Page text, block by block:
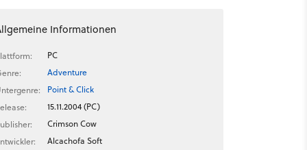
Informationen
PC
Adventure
Point & Click
15.11.2004 (PC)
Crimson Cow
Alcachofa Soft